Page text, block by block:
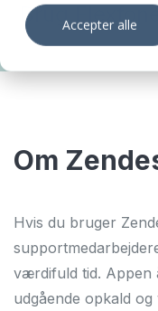
Accepter alle
PRISER
BLOG
Brug
Om
Hvis du bruger
værdifuld tid. Appen
udgående opkald